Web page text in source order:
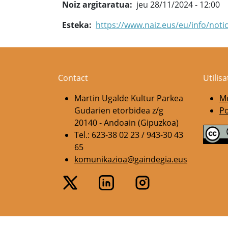
Noiz argitaratua
jeu 28/11/2024 - 12:00
Esteka
https://www.naiz.eus/eu/info/
Contact
Martin Ugalde Kultur Parkea
Gudarien etorbidea z/g
20140 - Andoain (Gipuzkoa)
Tel.: 623-38 02 23 / 943-30 43
65
komunikazioa@gaindegia.eus